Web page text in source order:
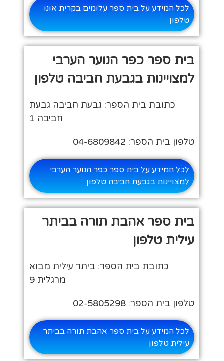
לכל המידע על בית ספר עלומים בקרית אונו
טלפון
בית ספר כפר הנוער הערבי
למצויינות בגבעת חביבה טלפון
כתובת בית הספר: גבעת חביבה גבעת
חביבה 1
טלפון בית הספר: 04-6809842
לכל המידע על בית ספר כפר הנוער הערבי
למצויינות בגבעת חביבה טלפון
בית ספר אהבת תורה בביתר
עילית טלפון
כתובת בית הספר: ביתר עילית מבוא
מרגלית 9
טלפון בית הספר: 02-5805298
לכל המידע על בית ספר אהבת תורה בביתר
עילית טלפון